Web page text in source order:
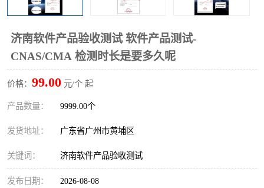
济南软件产品验收测试 软件产品测试-
CNAS/CMA 检测时长是要多久呢
价格： 99.00 元/个 起
产品数量： 9999.00个
发货地址： 广东省广州市黄埔区
关键词： 济南软件产品验收测试
发布日期： 2026-08-08